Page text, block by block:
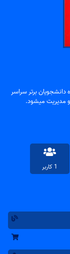
برتر سراسر
و مدیریت میشود.
1 کاربر